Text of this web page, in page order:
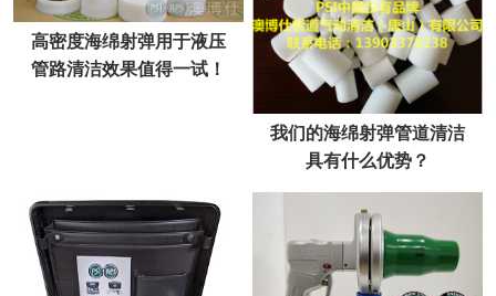
高密度海绵射弹用于液压
管路清洁效果值得一试！
我们的海绵射弹管道清洁
具有什么优势？